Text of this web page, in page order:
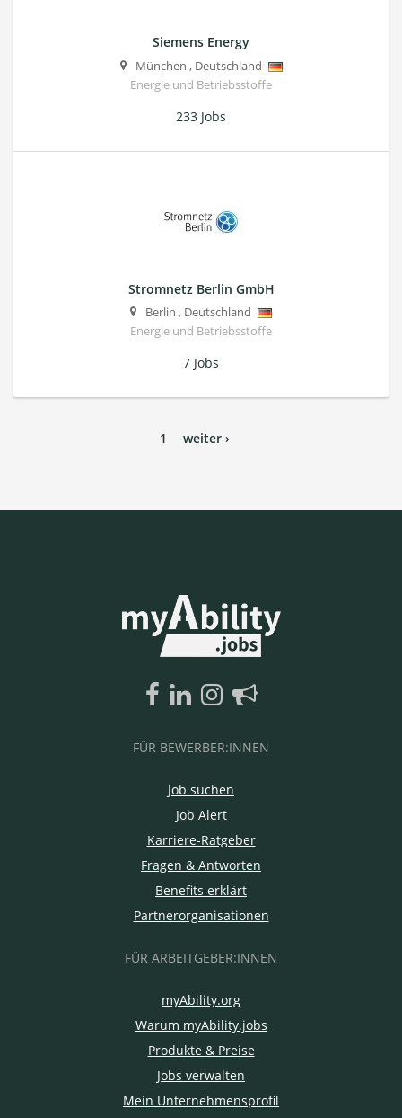
Siemens Energy
München , Deutschland
Energie und Betriebsstoffe
233 Jobs
Stromnetz Berlin GmbH
Berlin , Deutschland
Energie und Betriebsstoffe
7 Jobs
1 weiter ›
FÜR BEWERBER:INNEN
Job suchen
Job Alert
Karriere-Ratgeber
Fragen & Antworten
Benefits erklärt
Partnerorganisationen
FÜR ARBEITGEBER:INNEN
myAbility.org
Warum myAbility.jobs
Produkte & Preise
Jobs verwalten
Mein Unternehmensprofil